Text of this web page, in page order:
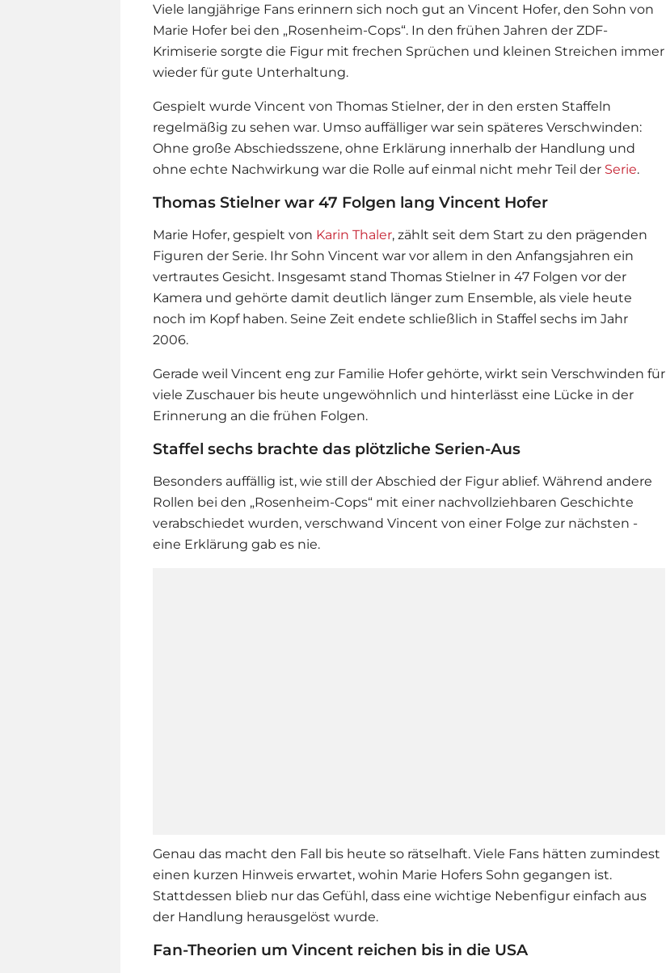
Viele langjährige Fans erinnern sich noch gut an Vincent Hofer, den Sohn von
Marie Hofer bei den „Rosenheim-Cops“. In den frühen Jahren der ZDF-
Krimiserie sorgte die Figur mit frechen Sprüchen und kleinen Streichen immer
wieder für gute Unterhaltung.
Gespielt wurde Vincent von Thomas Stielner, der in den ersten Staffeln
regelmäßig zu sehen war. Umso auffälliger war sein späteres Verschwinden:
Ohne große Abschiedsszene, ohne Erklärung innerhalb der Handlung und
ohne echte Nachwirkung war die Rolle auf einmal nicht mehr Teil der Serie.
Thomas Stielner war 47 Folgen lang Vincent Hofer
Marie Hofer, gespielt von Karin Thaler, zählt seit dem Start zu den prägenden
Figuren der Serie. Ihr Sohn Vincent war vor allem in den Anfangsjahren ein
vertrautes Gesicht. Insgesamt stand Thomas Stielner in 47 Folgen vor der
Kamera und gehörte damit deutlich länger zum Ensemble, als viele heute
noch im Kopf haben. Seine Zeit endete schließlich in Staffel sechs im Jahr
2006.
Gerade weil Vincent eng zur Familie Hofer gehörte, wirkt sein Verschwinden für
viele Zuschauer bis heute ungewöhnlich und hinterlässt eine Lücke in der
Erinnerung an die frühen Folgen.
Staffel sechs brachte das plötzliche Serien-Aus
Besonders auffällig ist, wie still der Abschied der Figur ablief. Während andere
Rollen bei den „Rosenheim-Cops“ mit einer nachvollziehbaren Geschichte
verabschiedet wurden, verschwand Vincent von einer Folge zur nächsten -
eine Erklärung gab es nie.
Genau das macht den Fall bis heute so rätselhaft. Viele Fans hätten zumindest
einen kurzen Hinweis erwartet, wohin Marie Hofers Sohn gegangen ist.
Stattdessen blieb nur das Gefühl, dass eine wichtige Nebenfigur einfach aus
der Handlung herausgelöst wurde.
Fan-Theorien um Vincent reichen bis in die USA